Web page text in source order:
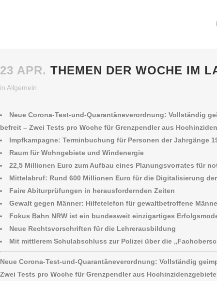
23 APR. THEMEN DER WOCHE IM
in Allgemein
Neue Corona-Test-und-Quarantäneverordnung: Vollständig
befreit – Zwei Tests pro Woche für Grenzpendler aus
Impfkampagne: Terminbuchung für Personen der Jahrgänge
Raum für Wohngebiete und Windenergie
22,5 Millionen Euro zum Aufbau eines Planungsvorrates für
Mittelabruf: Rund 600 Millionen Euro für die Digitalisierung
Faire Abiturprüfungen in herausfordernden Zeiten
Gewalt gegen Männer: Hilfetelefon für gewaltbetroffene
Fokus Bahn NRW ist ein bundesweit einzigartiges
Neue Rechtsvorschriften für die Lehrerausbildung
Mit mittlerem Schulabschluss zur Polizei über die
Neue Corona-Test-und-Quarantäneverordnung: Vollständig
Zwei Tests pro Woche für Grenzpendler aus